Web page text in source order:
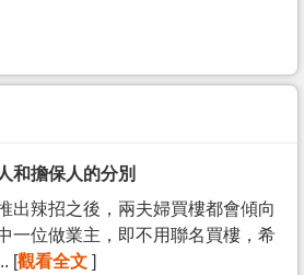
和擔保人的分別
出辣招之後，兩夫婦買樓都會傾向
一位做業主，即不用聯名買樓，希
[觀看全文 ]